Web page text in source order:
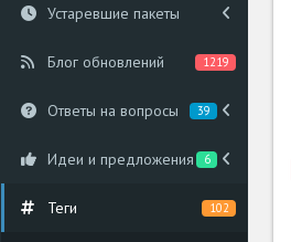
Устаревшие пакеты
Блог обновлений 1219
Ответы на вопросы 39
Идеи и предложения 6
Теги 102